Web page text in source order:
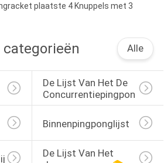
plaatste 4 Knuppels met 3
Alle
De Lijst Van Het De
Concurrentiepingpong
Binnenpingponglijst
De Lijst Van Het